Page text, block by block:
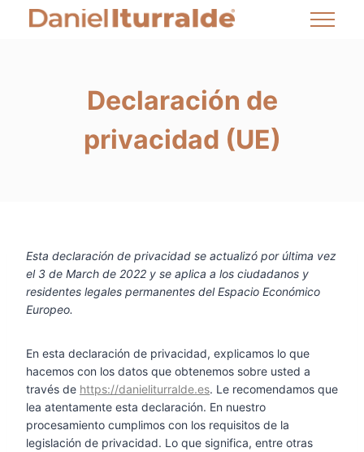
Declaración de
privacidad (UE)
Esta declaración de privacidad se actualizó por última vez
el 3 de March de 2022 y se aplica a los ciudadanos y
residentes legales permanentes del Espacio Económico
Europeo.
En esta declaración de privacidad, explicamos lo que
hacemos con los datos que obtenemos sobre usted a
través de https://danieliturralde.es. Le recomendamos que
lea atentamente esta declaración. En nuestro
procesamiento cumplimos con los requisitos de la
legislación de privacidad. Lo que significa, entre otras